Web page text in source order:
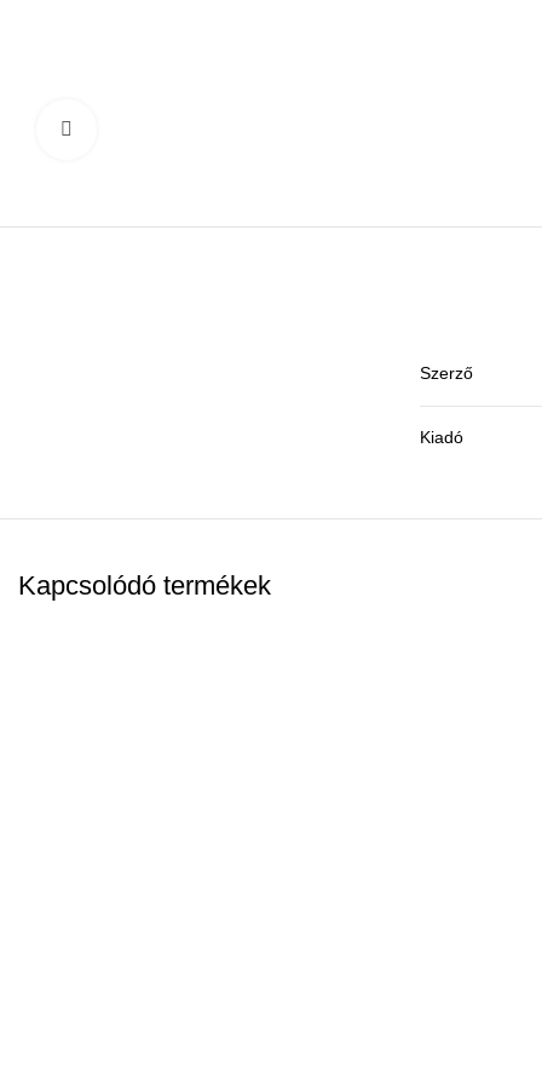
Szerző
Kiadó
Kapcsolódó termékek